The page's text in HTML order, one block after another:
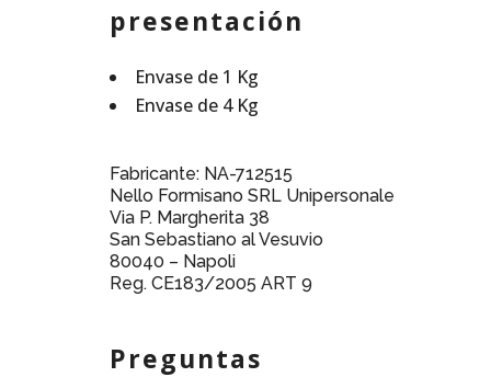
presentación
Envase de 1 Kg
Envase de 4 Kg
Fabricante: NA-712515
Nello Formisano SRL Unipersonale
Via P. Margherita 38
San Sebastiano al Vesuvio
80040 – Napoli
Reg. CE183/2005 ART 9
Preguntas